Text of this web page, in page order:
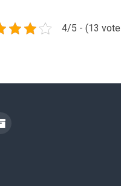
4/5 - (13